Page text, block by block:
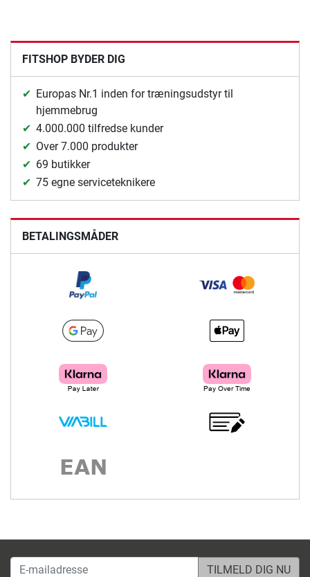
FITSHOP BYDER DIG
Europas Nr.1 inden for træningsudstyr til
hjemmebrug
4.000.000 tilfredse kunder
Over 7.000 produkter
69 butikker
75 egne serviceteknikere
BETALINGSMÅDER
E-mailadresse